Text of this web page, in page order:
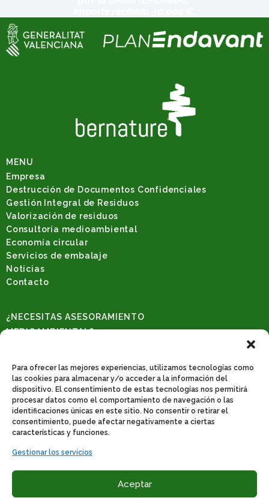
Para ofrecer las mejores experiencias, utilizamos tecnologías como
las cookies para almacenar y/o acceder a la información del
dispositivo. El consentimiento de estas tecnologías nos permitirá
procesar datos como el comportamiento de navegación o las
identificaciones únicas en este sitio. No consentir o retirar el
consentimiento, puede afectar negativamente a ciertas
características y funciones.
Gestionar los servicios
Aceptar
MENU
Empresa
Destrucción de Documentos Confidenciales
Gestión Integral de Residuos
Valorización de residuos
Consultoría medioambiental
Economía circular
Servicios de embalaje
Noticias
Contacto
¿NECESITAS ASESORAMIENTO
MEDIOAMBIENTAL?
REDES SOCIALES
CONTACTO
Poligono industrial de catarroja. C/31, nº 522. 46470 Catarroja-Valencia.
Whatssapp: 665 170 209
Email:info@bernature.es